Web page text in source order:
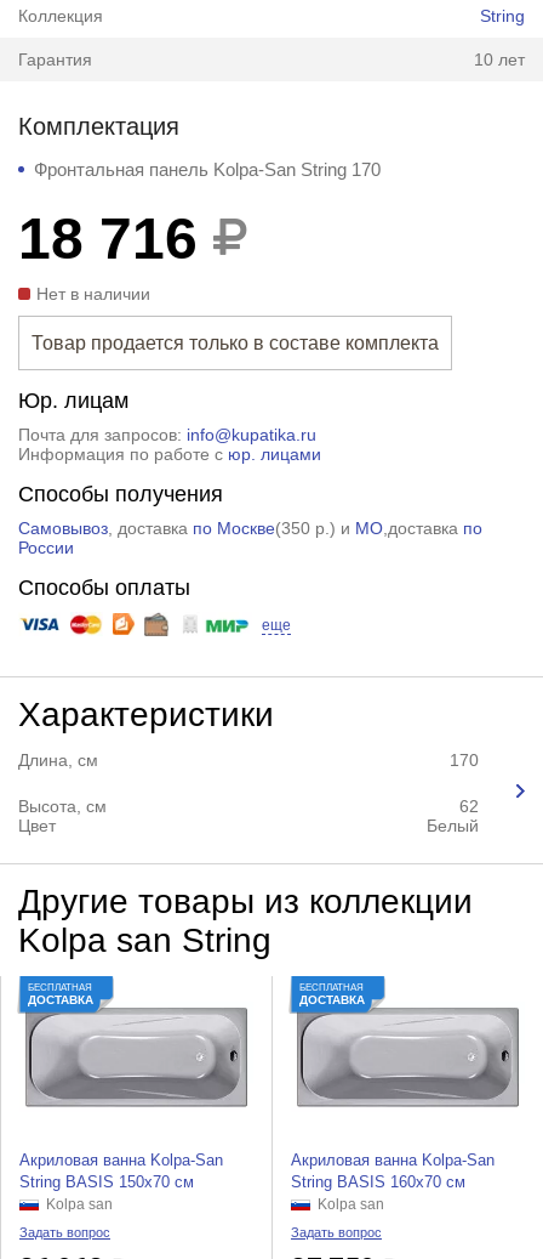
Коллекция String
Гарантия 10 лет
Комплектация
Фронтальная панель Kolpa-San String 170
18 716
Нет в наличии
Товар продается только в составе комплекта
Юр. лицам
Почта для запросов: info@kupatika.ru
Информация по работе с юр. лицами
Способы получения
Самовывоз, доставка по Москве(350 р. ) и МО,доставка по
России
Способы оплаты
еще
Характеристики
Длина, см 170
Высота, см
62
Цвет
Белый
Другие товары из коллекции
Kolpa san String
БЕСПЛАТНАЯ
ДОСТАВКА
Акриловая ванна Kolpa-San
String BASIS 150x70 см
Kolpa san
Задать вопрос
БЕСПЛАТНАЯ
ДОСТАВКА
Акриловая ванна Kolpa-San
String BASIS 160x70 см
Kolpa san
Задать вопрос